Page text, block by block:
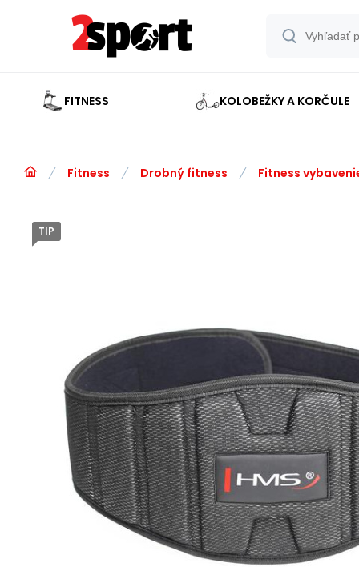
FITNESS KOLOBEŽKY A KORČULE
Fitness Drobný fitness Fitness
TIP